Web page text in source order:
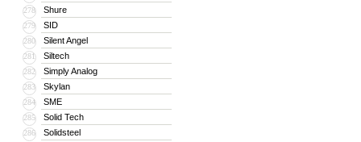
278 Shure
279 SID
280 Silent Angel
281 Siltech
282 Simply Analog
283 Skylan
284 SME
285 Solid Tech
286 Solidsteel